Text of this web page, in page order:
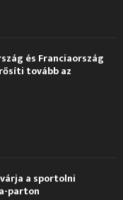
és Franciaország
tovább az
a sportolni
parton